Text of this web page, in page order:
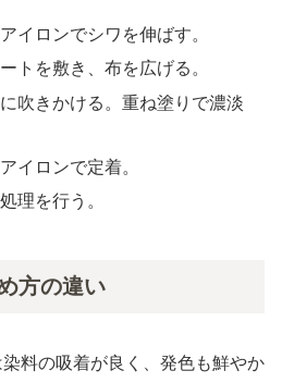
イロンでシワを伸ばす。
トを敷き、布を広げる。
吹きかける。重ね塗りで濃淡
イロンで定着。
理を行う。
方の違い
料の吸着が良く、発色も鮮やか